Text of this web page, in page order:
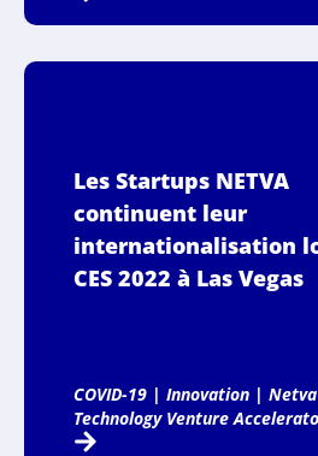
Les Startups NETVA
continuent leur
internationalisation
CES 2022 à Las Vegas
COVID-19| Innovation| Netva
Technology Venture